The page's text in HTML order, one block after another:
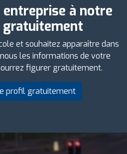
à notre
gratuitement
et souhaitez apparaître dans
les informations de votre
figurer gratuitement.
profil gratuitement